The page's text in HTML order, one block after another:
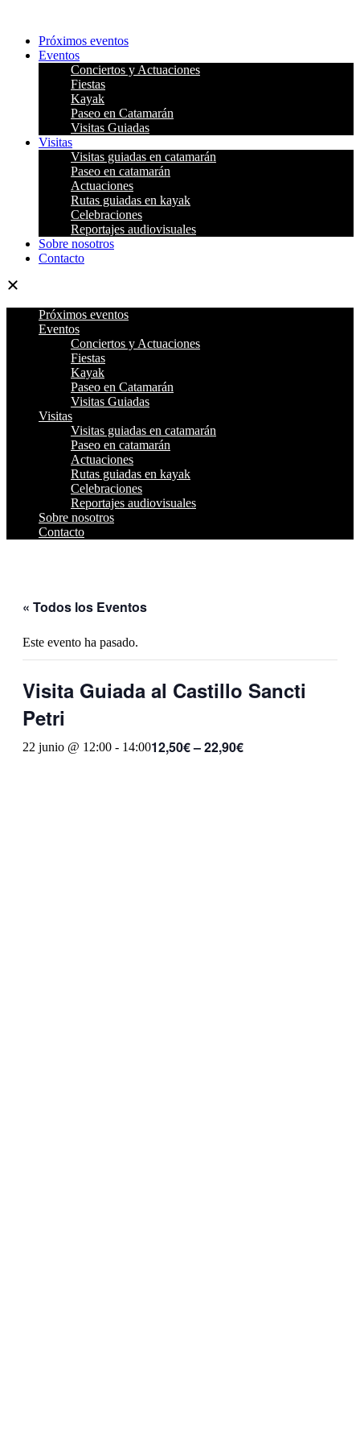
contenidoPróximos eventos
Eventos
Conciertos y Actuaciones
Fiestas
Kayak
Paseo en Catamarán
Visitas Guiadas
Visitas
Visitas guiadas en catamarán
Paseo en catamarán
Actuaciones
Rutas guiadas en kayak
Celebraciones
Reportajes audiovisuales
Sobre nosotros
Contacto
Próximos eventos
Eventos
Conciertos y Actuaciones
Fiestas
Kayak
Paseo en Catamarán
Visitas Guiadas
Visitas
Visitas guiadas en catamarán
Paseo en catamarán
Actuaciones
Rutas guiadas en kayak
Celebraciones
Reportajes audiovisuales
Sobre nosotros
Contacto
« Todos los Eventos
Este evento ha pasado.
Visita Guiada al Castillo Sancti
Petri
22 junio @ 12:00 - 14:0012,50€ – 22,90€